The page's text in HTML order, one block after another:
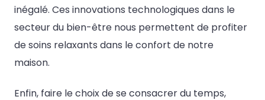
inégalé. Ces innovations technologiques dans le
secteur du bien-être nous permettent de profiter
de soins relaxants dans le confort de notre
maison.
Enfin, faire le choix de se consacrer du temps,